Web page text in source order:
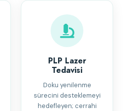
PLP Lazer
Tedavisi
Doku yenilenme
sürecini desteklemeyi
hedefleyen; cerrahi